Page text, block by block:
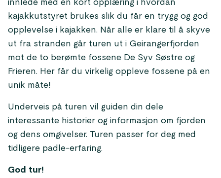
innlede med en kort opplæring i hvordan
kajakkutstyret brukes slik du får en trygg og god
opplevelse i kajakken. Når alle er klare til å skyve
ut fra stranden går turen ut i Geirangerfjorden
mot de to berømte fossene De Syv Søstre og
Frieren. Her får du virkelig oppleve fossene på en
unik måte!
Underveis på turen vil guiden din dele
interessante historier og informasjon om fjorden
og dens omgivelser. Turen passer for deg med
tidligere padle-erfaring.
God tur!